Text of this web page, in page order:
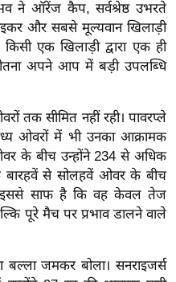
ने ऑरेंज कैप, सर्वश्रेष्ठ उभरते
और सबसे मूल्यवान खिलाड़ी
एक खिलाड़ी द्वारा एक ही
अपने आप में बड़ी उपलब्धि
तक सीमित नहीं रही। पावरप्ले
ओवरों में भी उनका आक्रामक
के बीच उन्होंने 234 से अधिक
बारहवें से सोलहवें ओवर के बीच
साफ है कि वह केवल तेज
पूरे मैच पर प्रभाव डालने वाले
जमकर बोला। सनराइजर्स